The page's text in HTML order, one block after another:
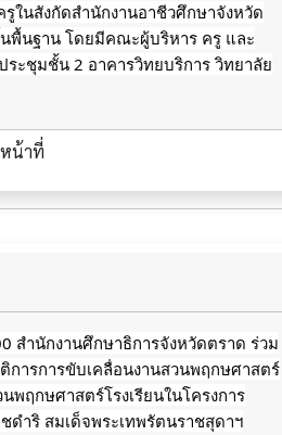
ในสังกัดสำนักงานอาชีวศึกษาจังหวัด
พื้นฐาน โดยมีคณะผู้บริหาร ครู และ
ะชุมชั้น 2 อาคารวิทยบริการ วิทยาลัย
หน้าที่
สำนักงานศึกษาธิการจังหวัดตราด ร่วม
ารการขับเคลื่อนงานสวนพฤกษศาสตร์
พฤกษศาสตร์โรงเรียนในโครงการ
ดำริ สมเด็จพระเทพรัตนราชสุดาฯ